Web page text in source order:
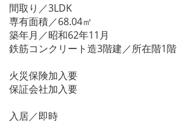
間取り／3LDK
専有面積／68.04㎡
築年月／昭和62年11月
鉄筋コンクリート造3階建／所在階1階
火災保険加入要
保証会社加入要
入居／即時